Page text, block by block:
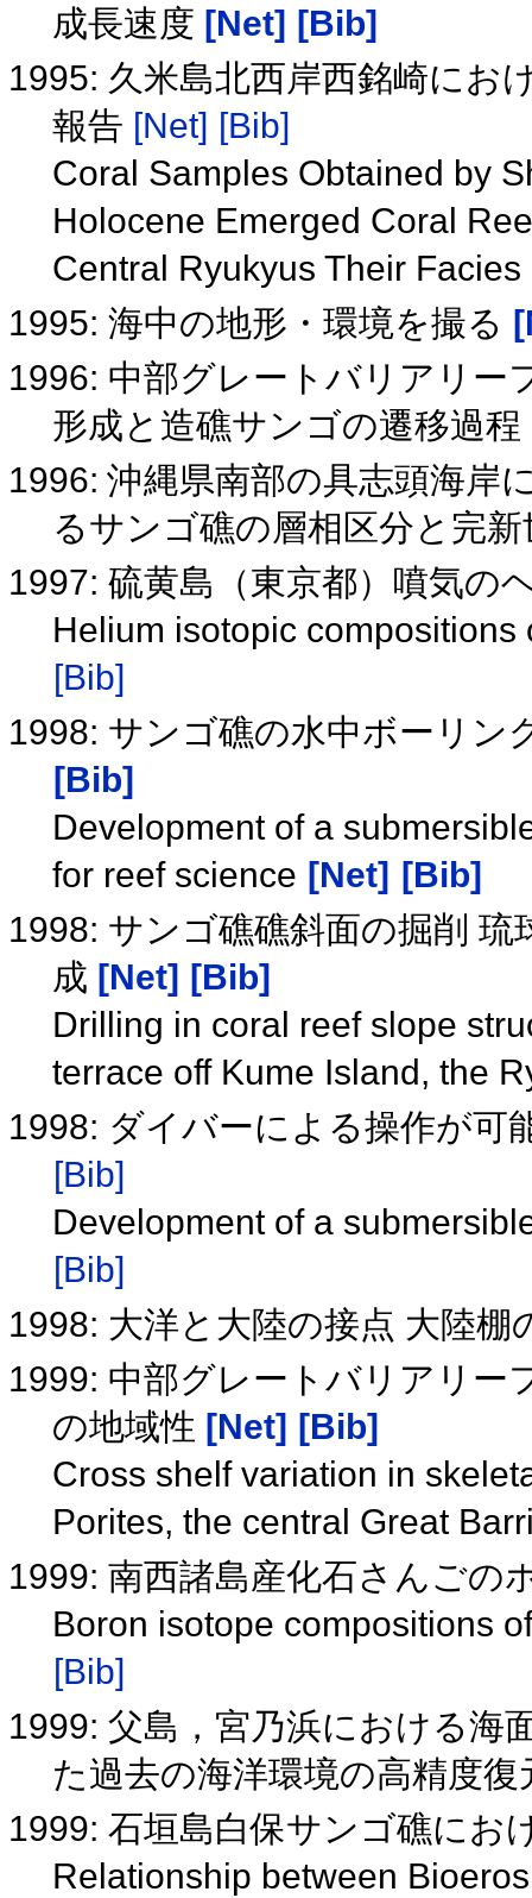
成長速度 [Net] [Bib]
1995: 久米島北西岸西銘崎にお
報告 [Net] [Bib]
Coral Samples Obtained by
Holocene Emerged Coral
Central Ryukyus Their Facies
1995: 海中の地形・環境を撮る
1996: 中部グレートバリアリー
形成と造礁サンゴの遷移過程
1996: 沖縄県南部の具志頭海岸
るサンゴ礁の層相区分と完
1997: 硫黄島（東京都）噴気の
Helium isotopic
[Bib]
1998: サンゴ礁の水中ボーリン
[Bib]
Development of a
for reef science [Net] [Bib]
1998: サンゴ礁礁斜面の掘削
成 [Net] [Bib]
Drilling in coral reef slope
terrace off Kume Island, the
1998: ダイバーによる操作が
[Bib]
Development of a
[Bib]
1998: 大洋と大陸の接点 大陸
1999: 中部グレートバリアリー
の地域性 [Net] [Bib]
Cross shelf variation in
Porites, the central Great
1999: 南西諸島産化石さんごの
Boron isotope compositions
[Bib]
1999: 父島，宮乃浜における海
た過去の海洋環境の高精度
1999: 石垣島白保サンゴ礁にお
Relationship between